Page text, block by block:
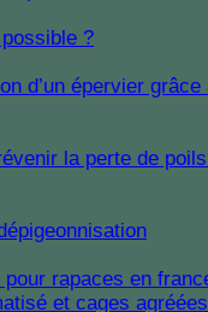
?
et cages